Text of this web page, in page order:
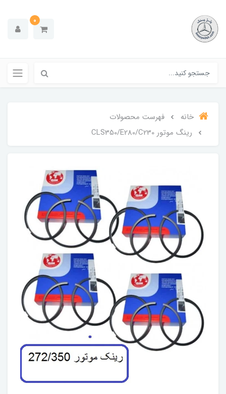
0
خانه
فهرست محصولات
رینگ موتور CLS350/E280/C230